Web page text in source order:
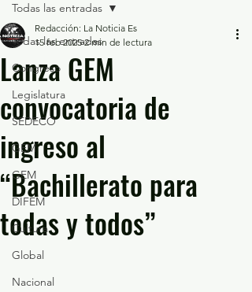
Todas las entradas
Congreso
Legislatura
SEDECO
GEM
GEM
DIFEM
Cultura
Global
Nacional
Todas las entradas
Lanza GEM
convocatoria de
ingreso al
“Bachillerato para
todas y todos”
Redacción: La Noticia Es
15 feb 2025 2 min de lectura